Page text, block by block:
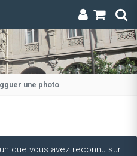
une photo
que vous avez reconnu sur